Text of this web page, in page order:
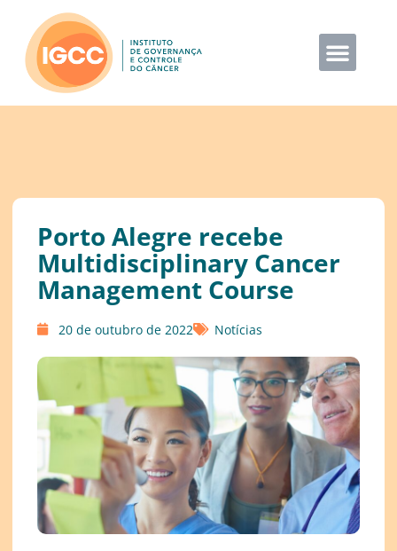
Porto Alegre recebe
Multidisciplinary Cancer
Management Course
20 de outubro de 2022 Notícias